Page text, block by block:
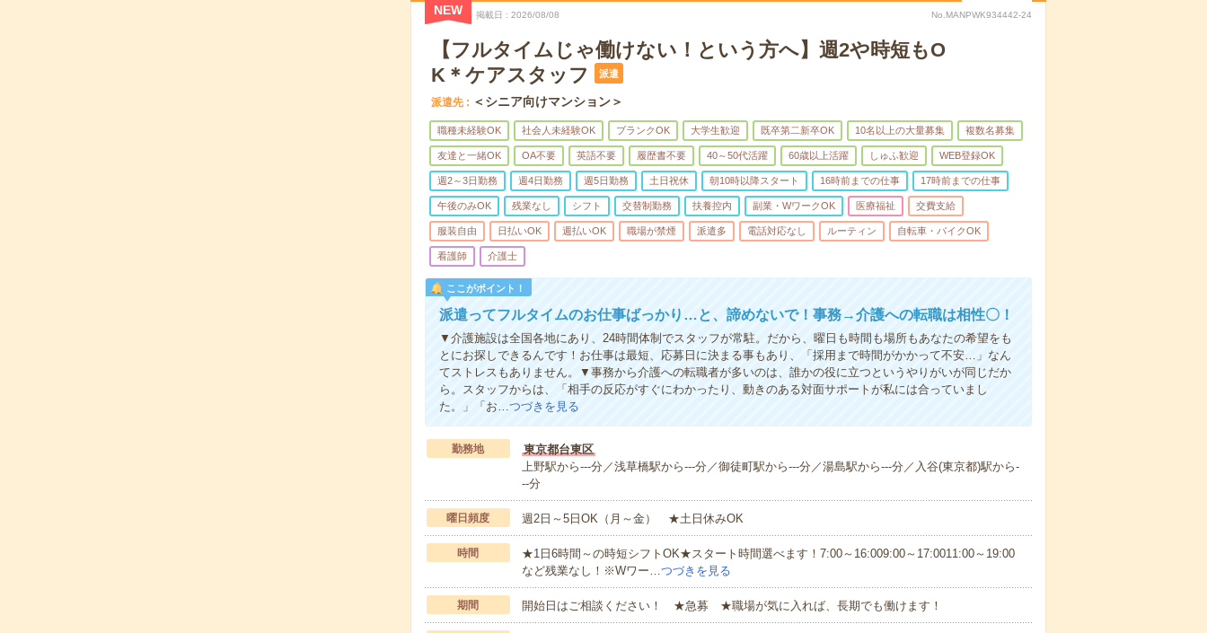
NEW 掲載日 2026/08/08 No.MANPWK934442-24
【フルタイムじゃ働けない！という方へ】週2や時短もO
K＊ケアスタッフ
派遣
派遣先 ＜シニア向けマンション＞
職種未経験OK 社会人未経験OK ブランクOK 大学生歓迎 既卒第二新卒OK 10名以上の大量募集 複数名募集
友達と一緒OK OA不要 英語不要 履歴書不要 40～50代活躍 60歳以上活躍 しゅふ歓迎 WEB登録OK
週2～3日勤務 週4日勤務 週5日勤務 土日祝休 朝10時以降スタート 16時前までの仕事 17時前までの仕事
午後のみOK 残業なし シフト 交替制勤務 扶養控内 副業・WワークOK 医療福祉 交費支給
服装自由 日払いOK 週払いOK 職場が禁煙 派遣多 電話対応なし ルーティン 自転車・バイクOK
看護師 介護士
ここがポイント！
派遣ってフルタイムのお仕事ばっかり…と、諦めないで！事務→介護への転職は相性〇！
▼介護施設は全国各地にあり、24時間体制でスタッフが常駐。だから、曜日も時間も場所もあなたの希望をも
とにお探しできるんです！お仕事は最短、応募日に決まる事もあり、「採用まで時間がかかって不安…」なん
てストレスもありません。▼事務から介護への転職者が多いのは、誰かの役に立つというやりがいが同じだか
ら。スタッフからは、「相手の反応がすぐにわかったり、動きのある対面サポートが私には合っていまし
た。」「お…つづきを見る
勤務地
東京都台東区
上野駅から---分／浅草橋駅から---分／御徒町駅から---分／湯島駅から---分／入谷(東京都)駅から-
--分
曜日頻度 週2日～5日OK（月～金） ★土日休みOK
時間
★1日6時間～の時短シフトOK★スタート時間選べます！7:00～16:009:00～17:0011:00～19:00
など残業なし！※Wワー…つづきを見る
期間 開始日はご相談ください！ ★急募 ★職場が気に入れば、長期でも働けます！